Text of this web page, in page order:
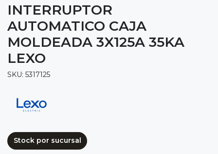
INTERRUPTOR
AUTOMATICO CAJA
MOLDEADA 3X125A 35KA
LEXO
SKU: 5317125
Stock por sucursal